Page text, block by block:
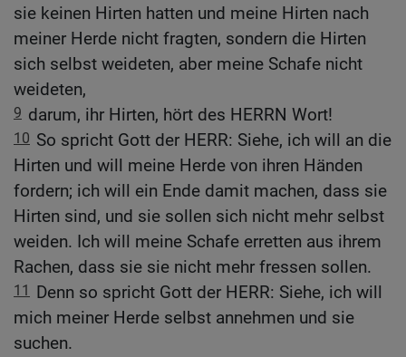
sie keinen Hirten hatten und meine Hirten nach
meiner Herde nicht fragten, sondern die Hirten
sich selbst weideten, aber meine Schafe nicht
weideten,
9 darum, ihr Hirten, hört des HERRN Wort!
10 So spricht Gott der HERR: Siehe, ich will an die
Hirten und will meine Herde von ihren Händen
fordern; ich will ein Ende damit machen, dass sie
Hirten sind, und sie sollen sich nicht mehr selbst
weiden. Ich will meine Schafe erretten aus ihrem
Rachen, dass sie sie nicht mehr fressen sollen.
11
Denn so spricht Gott der HERR: Siehe, ich will
mich meiner Herde selbst annehmen und sie
suchen.